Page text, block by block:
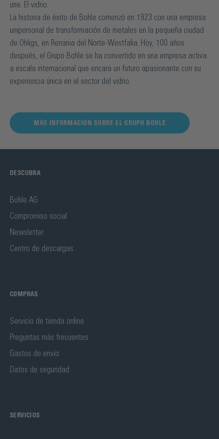
une. El vidrio.
La historia de éxito de Bohle comenzó en 1923 con una empresa
unipersonal de transformación de metales en la pequeña ciudad
de Ohligs, en Renania del Norte-Westfalia. Hoy, 100 años
después, el Grupo Bohle se ha convertido en una empresa activa
a escala internacional que encara un futuro apasionante con su
experiencia única en el sector del vidrio.
MÁS INFORMACIÓN SOBRE EL GRUPO BOHLE
DESCUBRA
Bohle AG
Compromiso social
Newsletter
Centro de descargas
COMPRAS
Servicio de tienda online
Preguntas más frecuentes
Gastos de envío
Datos de seguridad
SERVICIOS